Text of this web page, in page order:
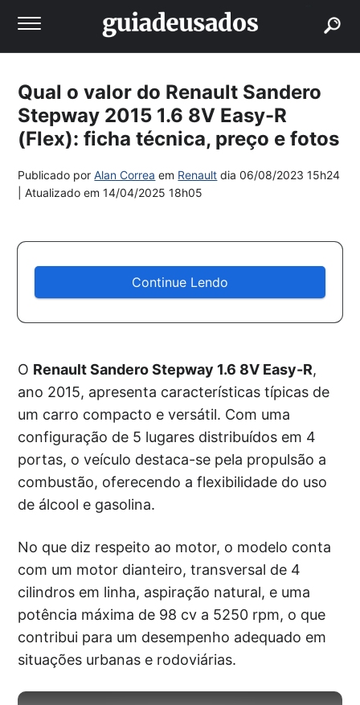
Qual o valor do Renault Sandero
Stepway 2015 1.6 8V Easy-R
(Flex): ficha técnica, preço e fotos
Publicado porAlan Correa em Renault dia06/08/2023 15h24
| Atualizado em14/04/2025 18h05
Continue Lendo
O Renault Sandero Stepway 1.6 8V Easy-R,
ano 2015, apresenta características típicas de
um carro compacto e versátil. Com uma
configuração de 5 lugares distribuídos em 4
portas, o veículo destaca-se pela propulsão a
combustão, oferecendo a flexibilidade do uso
de álcool e gasolina.
No que diz respeito ao motor, o modelo conta
com um motor dianteiro, transversal de 4
cilindros em linha, aspiração natural, e uma
potência máxima de 98 cv a 5250 rpm, o que
contribui para um desempenho adequado em
situações urbanas e rodoviárias.